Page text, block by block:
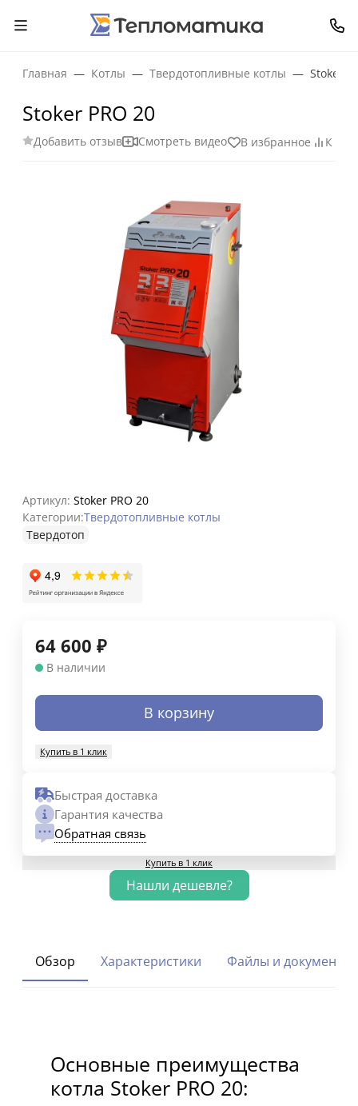
Главная Котлы Твердотопливные котлы Stoker
Stoker PRO 20
Добавить отзыв Смотреть видео В избранное К
Артикул: Stoker PRO 20
Категории:Твердотопливные котлы
Твердотоп
64 600 ₽
В наличии
В корзину
Купить в 1 клик
Быстрая доставка
Гарантия качества
Обратная связь
Купить в 1 клик
Обзор Характеристики Файлы и документы
Основные преимущества
котла Stoker PRO 20: